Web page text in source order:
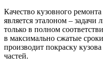
Качество кузовного
является эталоном –
только в полном
в максимально сжатые
производит покраску
частей.